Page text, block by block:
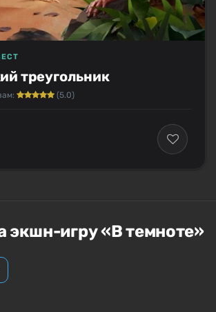
треугольник
(5.0)
экшн-игру «В темноте»